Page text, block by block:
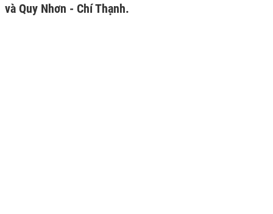
và Quy Nhơn - Chí Thạnh.